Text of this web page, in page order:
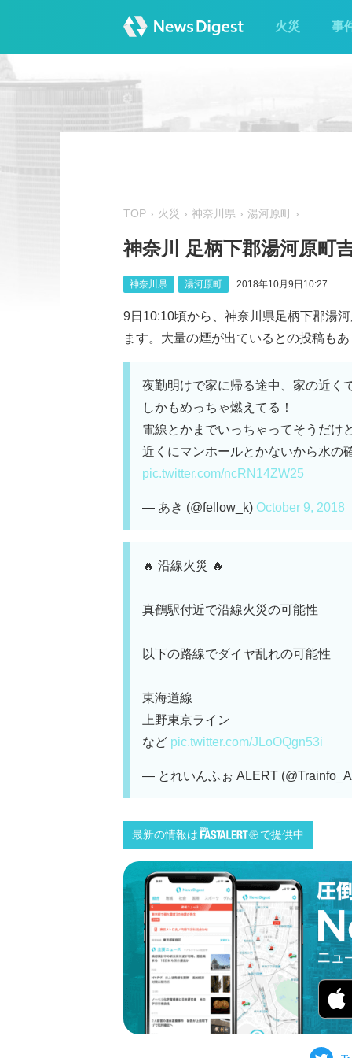
火災 事
TOP 火災 神奈川県 湯河原町
神奈川 足柄下郡湯河原町
神奈川県 湯河原町 2018年10月9日10:27
9日10:10頃から、神奈川県足柄下郡湯
ます。大量の煙が出ているとの投稿も
夜勤明けで家に帰る途中、家の近く
しかもめっちゃ燃えてる！
電線とかまでいっちゃってそうだけ
近くにマンホールとかないから水の
pic.twitter.com/ncRN14ZW25
— あき (@fellow_k) October 9, 2018
🔥 沿線火災 🔥
真鶴駅付近で沿線火災の可能性
以下の路線でダイヤ乱れの可能性
東海道線
上野東京ライン
など pic.twitter.com/JLoOQgn53i
— とれいんふぉ ALERT
最新の情報は で提供中